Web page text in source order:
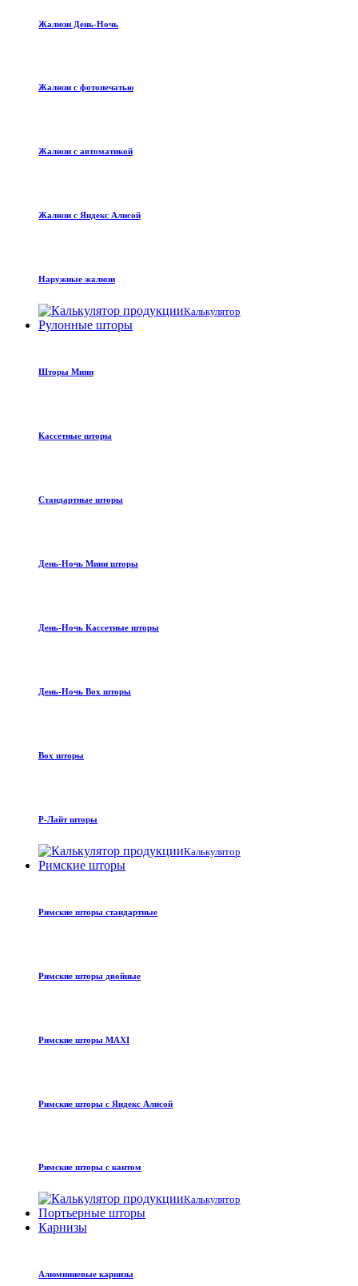
Жалюзи День-Ночь
Жалюзи с фотопечатью
Жалюзи с автоматикой
Жалюзи с Яндекс Алисой
Наружные жалюзи
Калькулятор
Рулонные шторы
Шторы Мини
Кассетные шторы
Стандартные шторы
День-Ночь Мини шторы
День-Ночь Кассетные шторы
День-Ночь Box шторы
Box шторы
Р-Лайт шторы
Калькулятор
Римские шторы
Римские шторы стандартные
Римские шторы двойные
Римские шторы MAXI
Римские шторы с Яндекс Алисой
Римские шторы с кантом
Калькулятор
Портьерные шторы
Карнизы
Алюминиевые карнизы